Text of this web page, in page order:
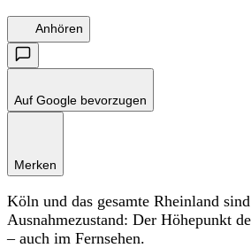
Anhören
Auf Google bevorzugen
Merken
Köln und das gesamte Rheinland
Ausnahmezustand: Der Höhepunkt
– auch im Fernsehen.